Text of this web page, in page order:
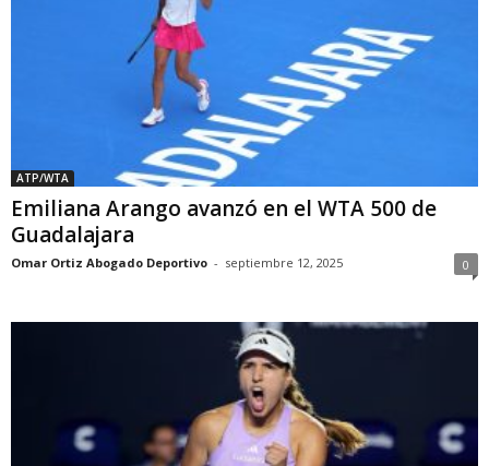
ATP/WTA
Emiliana Arango avanzó en el WTA 500 de
Guadalajara
Omar Ortiz Abogado Deportivo - septiembre 12, 2025 0